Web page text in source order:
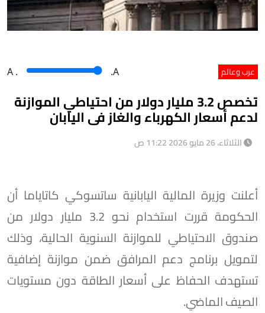
عرب وعالم A . .A
تخصص 3.2 مليار دولار من احتياطي الموازنة
لدعم أسعار الكهرباء والغاز فى اليابان
الثلاثاء، 26 مايو 2026 11:22 ص
أعلنت وزيرة المالية اليابانية ساتسوكي كاتاياما أن
الحكومة قررت استخدام نحو 3.2 مليار دولار من
صندوق الاحتياطي للموازنة السنوية الحالية، وذلك
لتمويل برنامج دعم المرافق ضمن موازنة إضافية
تستهدف الحفاظ على أسعار الطاقة دون مستويات
الصيف الماضي.